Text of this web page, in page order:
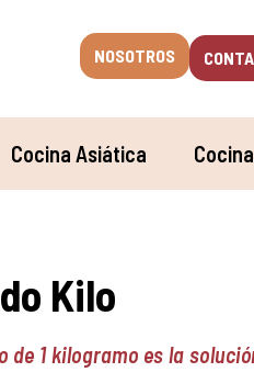
NOSOTROS
Cocina Asiática
Kilo
de 1 kilogramo es la